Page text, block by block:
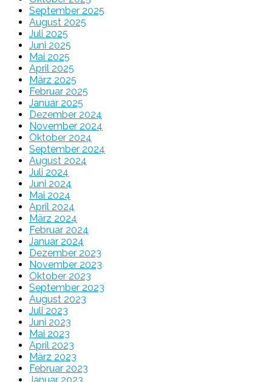
September 2025
August 2025
Juli 2025
Juni 2025
Mai 2025
April 2025
März 2025
Februar 2025
Januar 2025
Dezember 2024
November 2024
Oktober 2024
September 2024
August 2024
Juli 2024
Juni 2024
Mai 2024
April 2024
März 2024
Februar 2024
Januar 2024
Dezember 2023
November 2023
Oktober 2023
September 2023
August 2023
Juli 2023
Juni 2023
Mai 2023
April 2023
März 2023
Februar 2023
Januar 2023